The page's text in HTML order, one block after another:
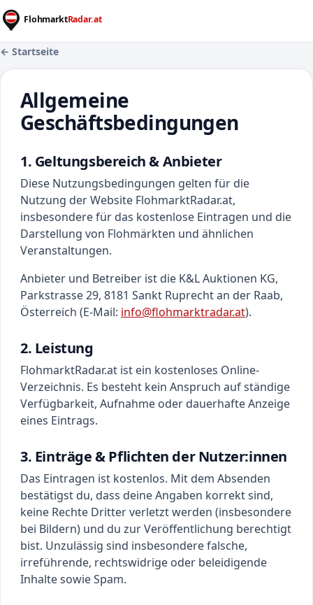
← Startseite
Allgemeine
Geschäftsbedingungen
1. Geltungsbereich & Anbieter
Diese Nutzungsbedingungen gelten für die
Nutzung der Website FlohmarktRadar.at,
insbesondere für das kostenlose Eintragen und die
Darstellung von Flohmärkten und ähnlichen
Veranstaltungen.
Anbieter und Betreiber ist die K&L Auktionen KG,
Parkstrasse 29, 8181 Sankt Ruprecht an der Raab,
Österreich (E-Mail: info@flohmarktradar.at).
2. Leistung
FlohmarktRadar.at ist ein kostenloses Online-
Verzeichnis. Es besteht kein Anspruch auf ständige
Verfügbarkeit, Aufnahme oder dauerhafte Anzeige
eines Eintrags.
3. Einträge & Pflichten der Nutzer:innen
Das Eintragen ist kostenlos. Mit dem Absenden
bestätigst du, dass deine Angaben korrekt sind,
keine Rechte Dritter verletzt werden (insbesondere
bei Bildern) und du zur Veröffentlichung berechtigt
bist. Unzulässig sind insbesondere falsche,
irreführende, rechtswidrige oder beleidigende
Inhalte sowie Spam.